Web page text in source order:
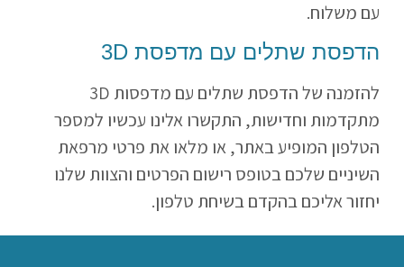
עם משלוח.
הדפסת שתלים עם מדפסת D
3
להזמנה של הדפסת שתלים עם מדפסות D
3
מתקדמות וחדישות, התקשרו אלינו עכשיו למספר
הטלפון המופיע באתר, או מלאו את פרטי מרפאת
השיניים שלכם בטופס רישום הפרטים והצוות שלנו
יחזור אליכם בהקדם בשיחת טלפון.